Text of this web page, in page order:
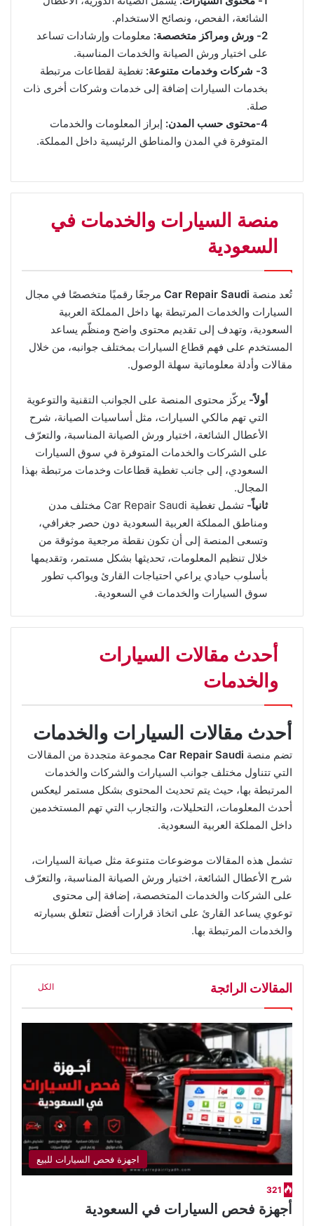
الشائعة، الفحص، ونصائح الاستخدام.
2- ورش ومراكز متخصصة:
معلومات وإرشادات تساعد
على اختيار ورش الصيانة والخدمات المناسبة.
3- شركات وخدمات متنوعة:
تغطية لقطاعات مرتبطة
بخدمات السيارات إضافة إلى خدمات وشركات أخرى ذات
صلة.
4-محتوى حسب المدن:
إبراز المعلومات والخدمات
المتوفرة في المدن والمناطق الرئيسية داخل المملكة.
منصة السيارات والخدمات في
السعودية
تُعد منصة Car Repair Saudi مرجعًا رقميًا متخصصًا في مجال
السيارات والخدمات المرتبطة بها داخل المملكة العربية
السعودية، وتهدف إلى تقديم محتوى واضح ومنظّم يساعد
المستخدم على فهم قطاع السيارات بمختلف جوانبه، من خلال
مقالات وأدلة معلوماتية سهلة الوصول.
أولاً- يركّز محتوى المنصة على الجوانب التقنية والتوعوية
التي تهم مالكي السيارات، مثل أساسيات الصيانة، شرح
الأعطال الشائعة، اختيار ورش الصيانة المناسبة، والتعرّف
على الشركات والخدمات المتوفرة في سوق السيارات
السعودي، إلى جانب تغطية قطاعات وخدمات مرتبطة بهذا
المجال.
ثانياً-
تشمل تغطية Car Repair Saudi مختلف مدن
ومناطق المملكة العربية السعودية دون حصر جغرافي،
وتسعى المنصة إلى أن تكون نقطة مرجعية موثوقة من
خلال تنظيم المعلومات، تحديثها بشكل مستمر، وتقديمها
بأسلوب حيادي يراعي احتياجات القارئ ويواكب تطور
سوق السيارات والخدمات في السعودية.
أحدث مقالات السيارات
والخدمات
أحدث مقالات السيارات والخدمات
تضم منصة Car Repair Saudi مجموعة متجددة من المقالات
التي تتناول مختلف جوانب السيارات والشركات والخدمات
المرتبطة بها، حيث يتم تحديث المحتوى بشكل مستمر ليعكس
أحدث المعلومات، التحليلات، والتجارب التي تهم المستخدمين
داخل المملكة العربية السعودية.
تشمل هذه المقالات موضوعات متنوعة مثل صيانة السيارات،
شرح الأعطال الشائعة، اختيار ورش الصيانة المناسبة، والتعرّف
على الشركات والخدمات المتخصصة، إضافة إلى محتوى
توعوي يساعد القارئ على اتخاذ قرارات أفضل تتعلق بسيارته
والخدمات المرتبطة بها.
المقالات الرائجة الكل
اجهزة فحص السيارات للبيع
321
أجهزة فحص السيارات في السعودية